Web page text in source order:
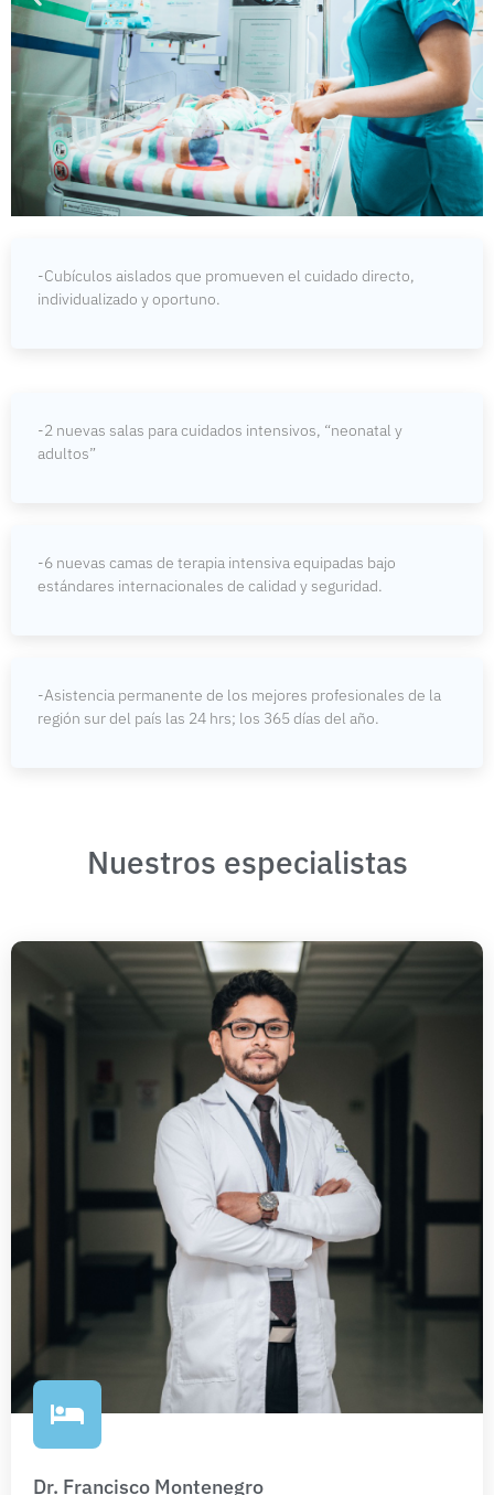
-Cubículos aislados que promueven el cuidado directo,
individualizado y oportuno.
-2 nuevas salas para cuidados intensivos, “neonatal y
adultos”
-6 nuevas camas de terapia intensiva equipadas bajo
estándares internacionales de calidad y seguridad.
-Asistencia permanente de los mejores profesionales de la
región sur del país las 24 hrs; los 365 días del año.
Nuestros especialistas
Dr. Francisco Montenegro